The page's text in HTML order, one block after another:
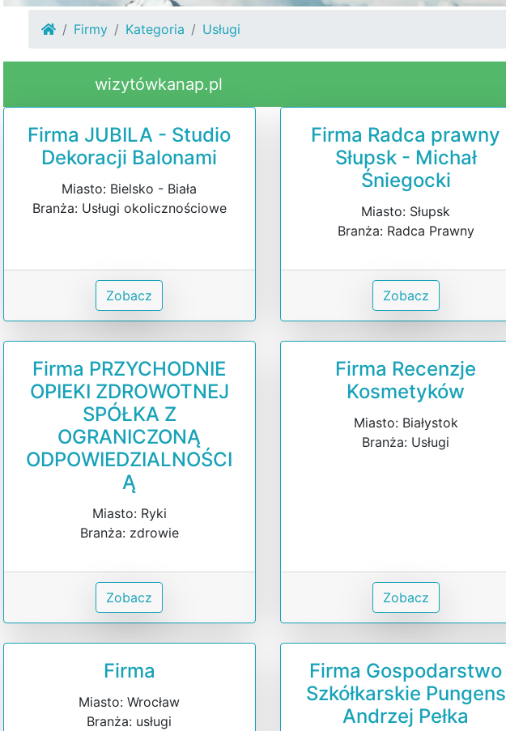
Firmy Kategoria Usługi
wizytówkanap.pl
Firma JUBILA - Studio
Dekoracji Balonami
Miasto: Bielsko - Biała
Branża: Usługi okolicznościowe
Zobacz
Firma Radca prawny
Słupsk - Michał
Śniegocki
Miasto: Słupsk
Branża: Radca Prawny
Zobacz
Firma PRZYCHODNIE
OPIEKI ZDROWOTNEJ
SPÓŁKA Z
OGRANICZONĄ
ODPOWIEDZIALNOŚCI
Ą
Miasto: Ryki
Branża: zdrowie
Zobacz
Firma Recenzje
Kosmetyków
Miasto: Białystok
Branża: Usługi
Zobacz
Firma
Miasto: Wrocław
Branża: usługi
Firma Gospodarstwo
Szkółkarskie Pungens
Andrzej Pełka